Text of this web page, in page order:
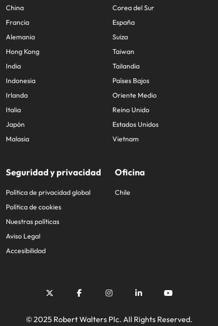
China
Francia
Alemania
Hong Kong
India
Indonesia
Irlanda
Italia
Japón
Malasia
Corea del Sur
España
Suiza
Taiwan
Tailandia
Países Bajos
Oriente Medio
Reino Unido
Estados Unidos
Vietnam
Seguridad y privacidad
Política de privacidad global
Política de cookies
Nuestras políticas
Aviso Legal
Accesibilidad
Oficina
Chile
© 2025 Robert Walters Plc. All Rights Reserved.